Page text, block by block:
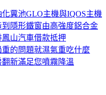
糞池GLO主機與IQOS主機
隱形鐵窗由高強度鋁合金
山汽車借款抵押
的問題就濕氣重吃什麼
新滿足您噴霧降溫